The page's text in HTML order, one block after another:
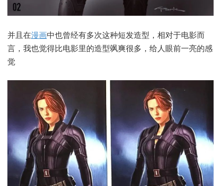
并且在漫画中也曾经有多次这种短发造型，相对于电影而
言，我也觉得比电影里的造型飒爽很多，给人眼前一亮的感
觉